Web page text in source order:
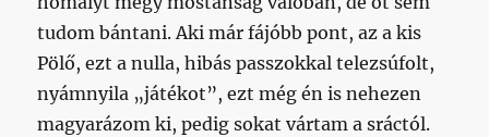
tudom bántani. Aki már fájóbb pont, az a kis
Pölő, ezt a nulla, hibás passzokkal telezsúfolt,
nyámnyila „játékot”, ezt még én is nehezen
magyarázom ki, pedig sokat vártam a sráctól.